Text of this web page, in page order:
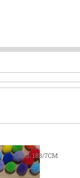
Kód:183/7CM